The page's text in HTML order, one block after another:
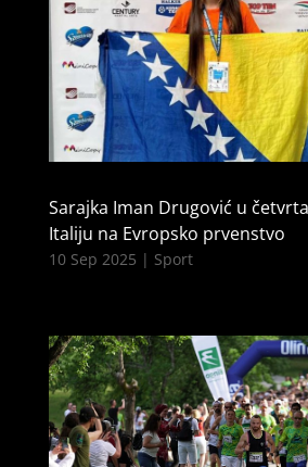
Sarajka Iman Drugović u
Italiju na Evropsko prvenstvo
10 Sep 2025 | Sport